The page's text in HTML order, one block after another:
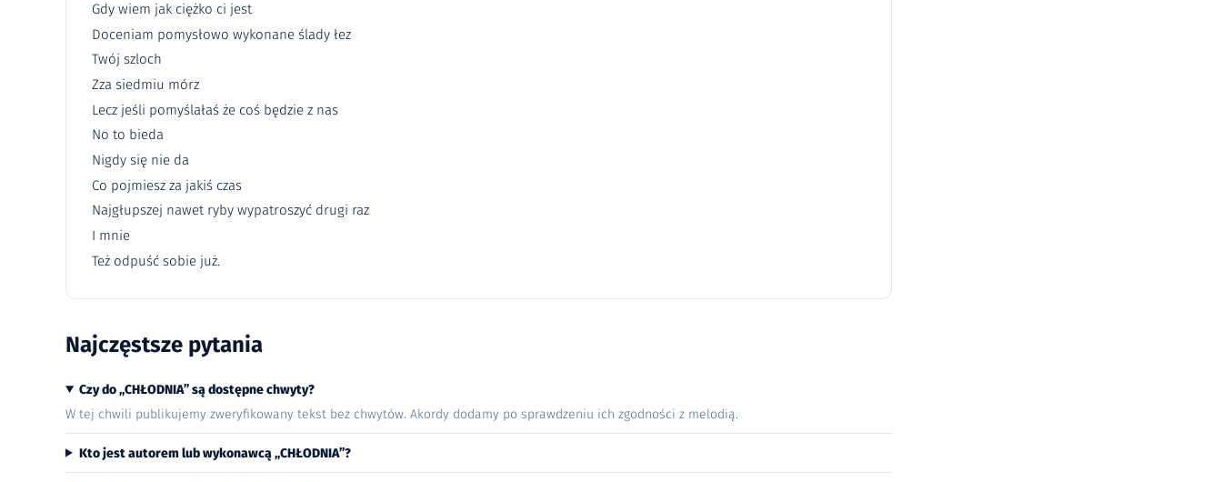
Gdy wiem jak ciężko ci jest
Doceniam pomysłowo wykonane ślady łez
Twój szloch
Zza siedmiu mórz
Lecz jeśli pomyślałaś że coś będzie z nas
No to bieda
Nigdy się nie da
Co pojmiesz za jakiś czas
Najgłupszej nawet ryby wypatroszyć drugi raz
I mnie
Też odpuść sobie już.
Najczęstsze pytania
Czy do „CHŁODNIA” są dostępne chwyty?
W tej chwili publikujemy zweryfikowany tekst bez chwytów. Akordy dodamy po sprawdzeniu ich zgodności z melodią.
Kto jest autorem lub wykonawcą „CHŁODNIA”?